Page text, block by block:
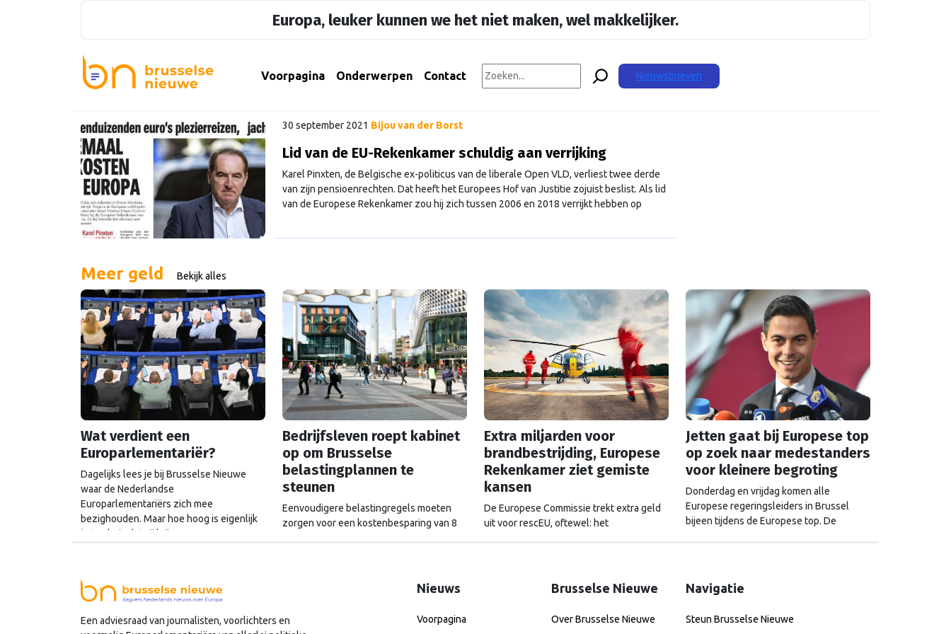
Europa, leuker kunnen we het niet maken, wel makkelijker.
Voorpagina Onderwerpen Contact Nieuwsbrieven
30 september 2021 Bijou van der Borst
Lid van de EU-Rekenkamer schuldig aan verrijking
Karel Pinxten, de Belgische ex-politicus van de liberale Open VLD, verliest twee derde
van zijn pensioenrechten. Dat heeft het Europees Hof van Justitie zojuist beslist. Als lid
van de Europese Rekenkamer zou hij zich tussen 2006 en 2018 verrijkt hebben op
Meer geld Bekijk alles
Wat verdient een
Europarlementariër?
Dagelijks lees je bij Brusselse Nieuwe
waar de Nederlandse
Europarlementariërs zich mee
bezighouden. Maar hoe hoog is eigenlijk
het salaris dat zij krijgen?
Bedrijfsleven roept kabinet
op om Brusselse
belastingplannen te
steunen
Eenvoudigere belastingregels moeten
zorgen voor een kostenbesparing van 8
Extra miljarden voor
brandbestrijding, Europese
Rekenkamer ziet gemiste
kansen
De Europese Commissie trekt extra geld
uit voor rescEU, oftewel: het
Jetten gaat bij Europese top
op zoek naar medestanders
voor kleinere begroting
Donderdag en vrijdag komen alle
Europese regeringsleiders in Brussel
bijeen tijdens de Europese top. De
China?
Een adviesraad van journalisten, voorlichters en
Nieuws
Voorpagina
Brusselse Nieuwe
Over Brusselse Nieuwe
Navigatie
Steun Brusselse Nieuwe